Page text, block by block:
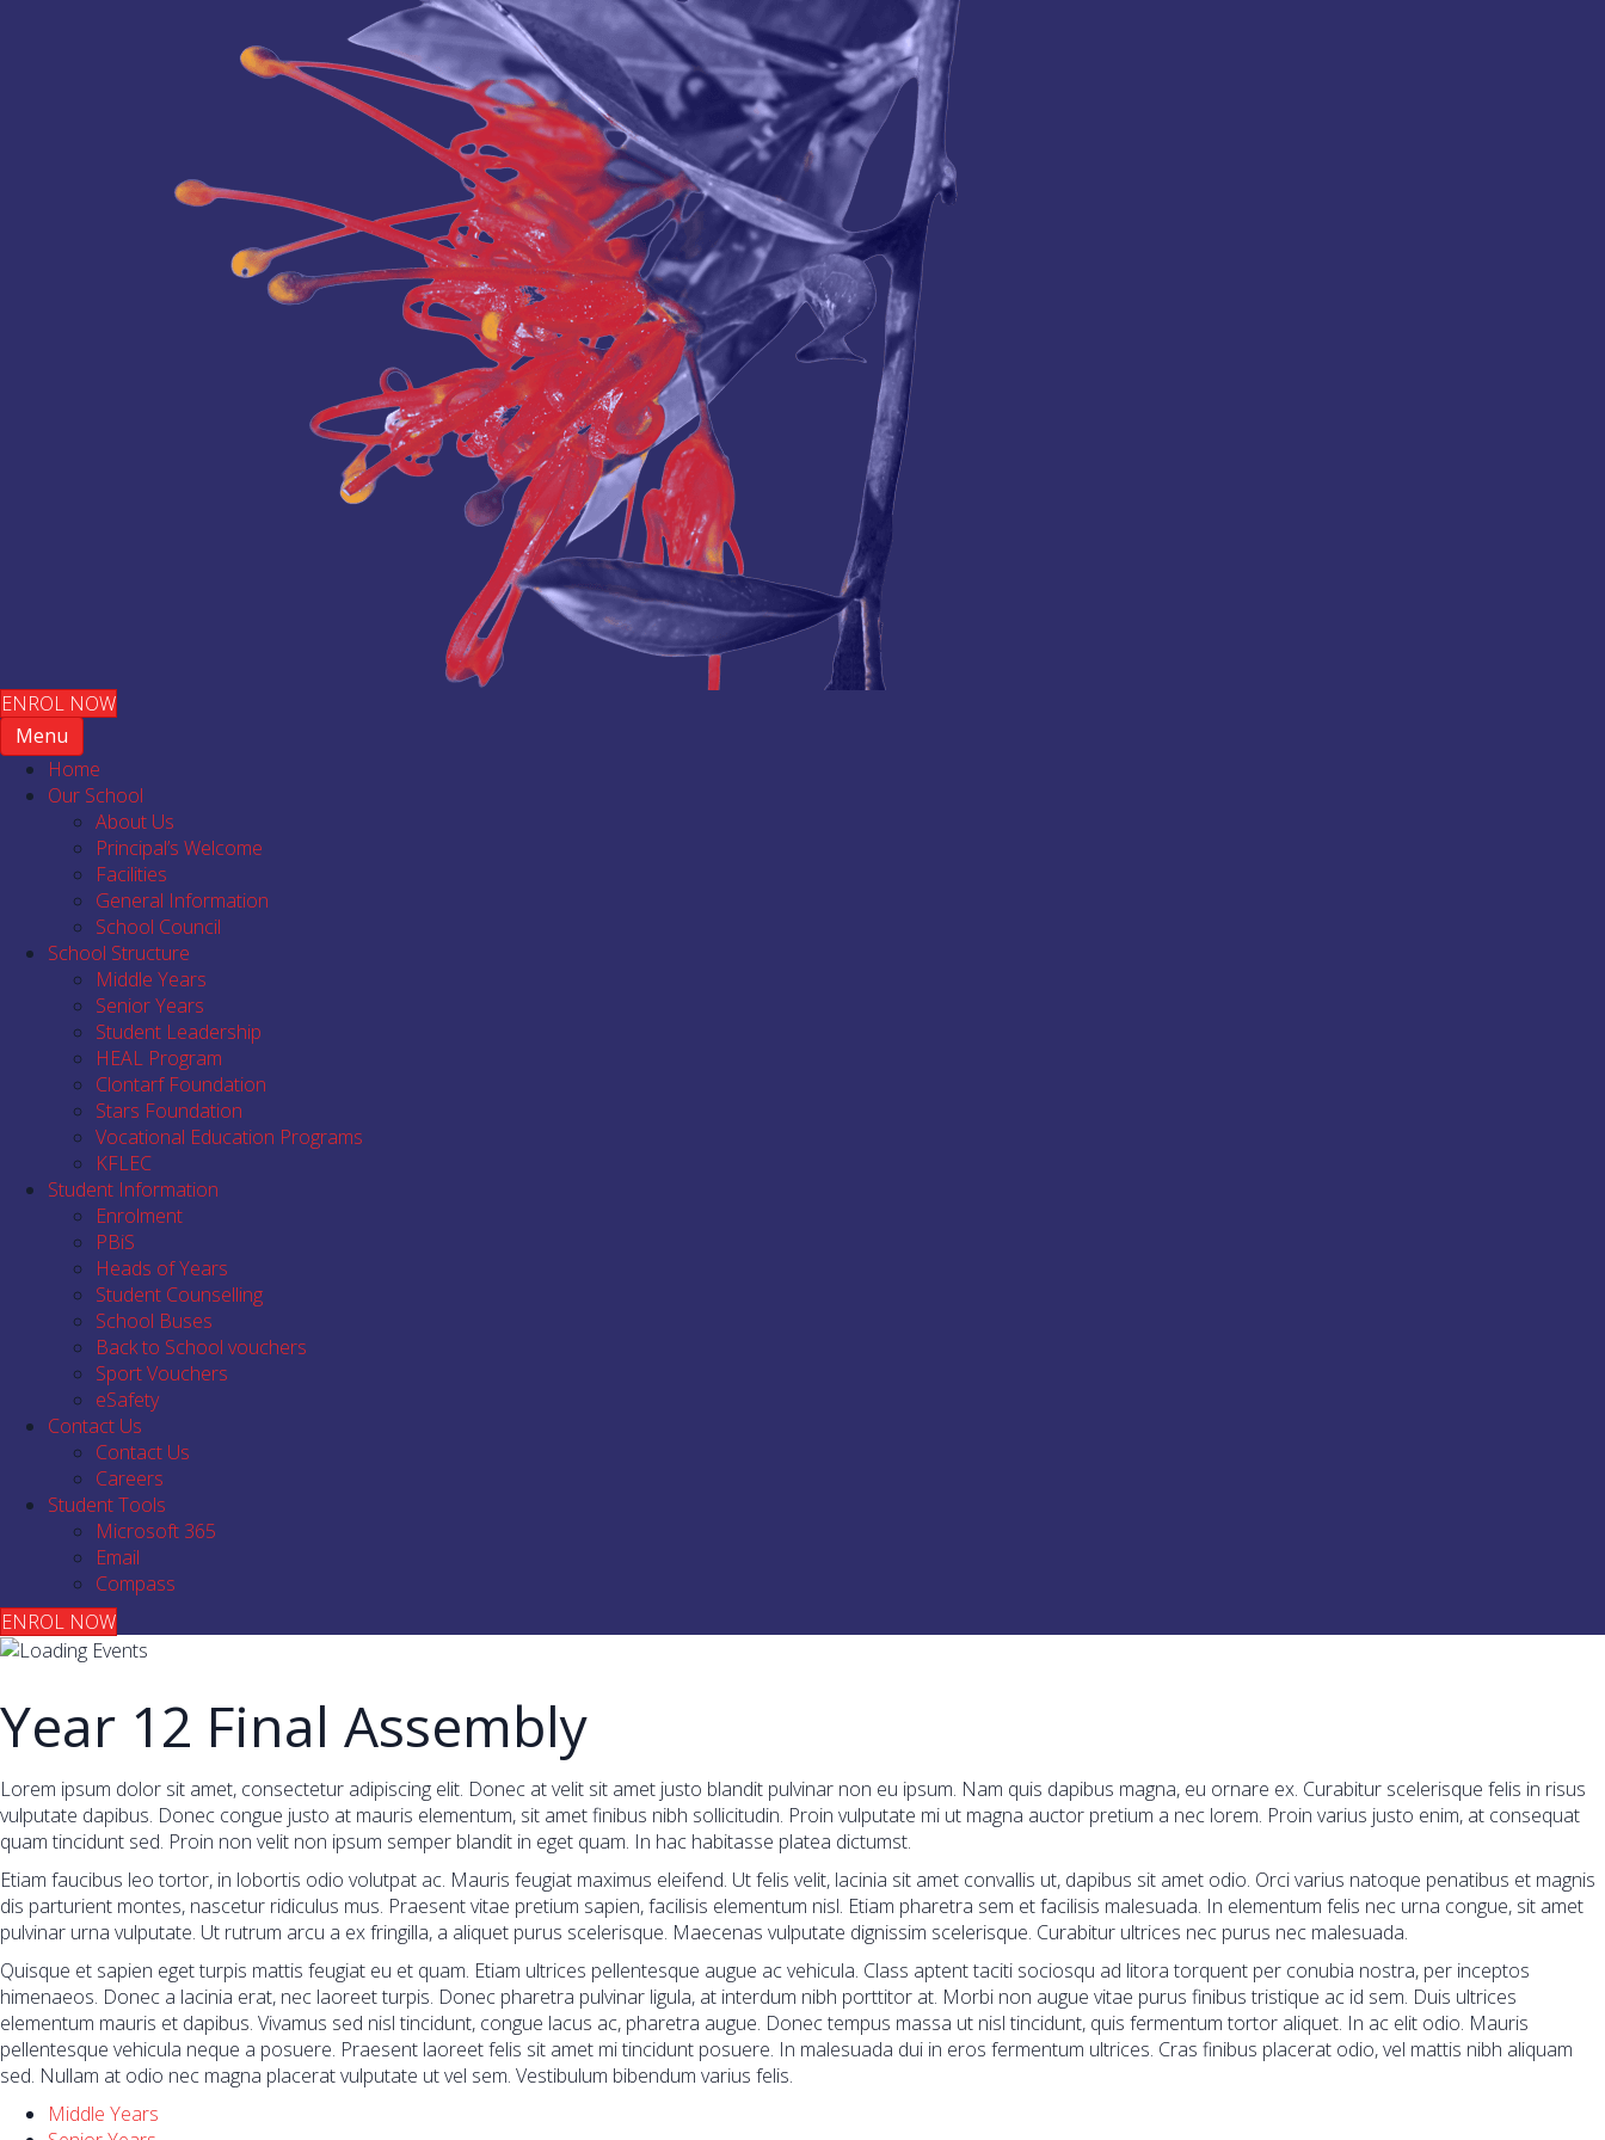
ENROL NOW
Menu
Home
Our School
About Us
Principal’s Welcome
Facilities
General Information
School Council
School Structure
Middle Years
Senior Years
Student Leadership
HEAL Program
Clontarf Foundation
Stars Foundation
Vocational Education Programs
KFLEC
Student Information
Enrolment
PBiS
Heads of Years
Student Counselling
School Buses
Back to School vouchers
Sport Vouchers
eSafety
Contact Us
Contact Us
Careers
Student Tools
Microsoft 365
Email
Compass
ENROL NOW
Year 12 Final Assembly
Lorem ipsum dolor sit amet, consectetur adipiscing elit. Donec at velit sit amet justo blandit pulvinar non eu ipsum. Nam quis dapibus magna, eu ornare ex. Curabitur scelerisque felis in risus
vulputate dapibus. Donec congue justo at mauris elementum, sit amet finibus nibh sollicitudin. Proin vulputate mi ut magna auctor pretium a nec lorem. Proin varius justo enim, at consequat
quam tincidunt sed. Proin non velit non ipsum semper blandit in eget quam. In hac habitasse platea dictumst.
Etiam faucibus leo tortor, in lobortis odio volutpat ac. Mauris feugiat maximus eleifend. Ut felis velit, lacinia sit amet convallis ut, dapibus sit amet odio. Orci varius natoque penatibus et magnis
dis parturient montes, nascetur ridiculus mus. Praesent vitae pretium sapien, facilisis elementum nisl. Etiam pharetra sem et facilisis malesuada. In elementum felis nec urna congue, sit amet
pulvinar urna vulputate. Ut rutrum arcu a ex fringilla, a aliquet purus scelerisque. Maecenas vulputate dignissim scelerisque. Curabitur ultrices nec purus nec malesuada.
Quisque et sapien eget turpis mattis feugiat eu et quam. Etiam ultrices pellentesque augue ac vehicula. Class aptent taciti sociosqu ad litora torquent per conubia nostra, per inceptos
himenaeos. Donec a lacinia erat, nec laoreet turpis. Donec pharetra pulvinar ligula, at interdum nibh porttitor at. Morbi non augue vitae purus finibus tristique ac id sem. Duis ultrices
elementum mauris et dapibus. Vivamus sed nisl tincidunt, congue lacus ac, pharetra augue. Donec tempus massa ut nisl tincidunt, quis fermentum tortor aliquet. In ac elit odio. Mauris
pellentesque vehicula neque a posuere. Praesent laoreet felis sit amet mi tincidunt posuere. In malesuada dui in eros fermentum ultrices. Cras finibus placerat odio, vel mattis nibh aliquam
sed. Nullam at odio nec magna placerat vulputate ut vel sem. Vestibulum bibendum varius felis.
Middle Years